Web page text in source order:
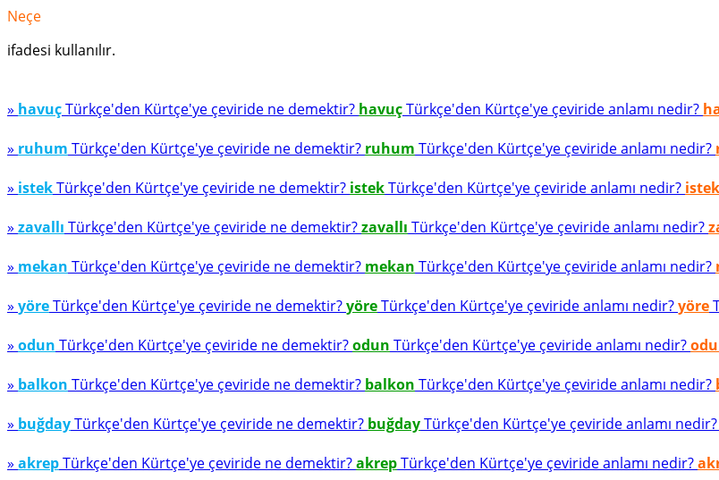
Neçe
ifadesi kullanılır.
» havuçTürkçe'den Kürtçe'ye çeviride ne demektir? havuçTürkçe'den Kürtçe'ye çeviride anlamı nedir?
» ruhum Türkçe'den Kürtçe'ye çeviride ne demektir? ruhum Türkçe'den Kürtçe'ye çeviride anlamı nedir?
» istekTürkçe'den Kürtçe'ye çeviride ne demektir? istekTürkçe'den Kürtçe'ye çeviride anlamı nedir? istek
» zavallı Türkçe'den Kürtçe'ye çeviride ne demektir?zavallı Türkçe'den Kürtçe'ye çeviride anlamı nedir?
» mekan Türkçe'den Kürtçe'ye çeviride ne demektir? mekan Türkçe'den Kürtçe'ye çeviride anlamı nedir?
» yöreTürkçe'den Kürtçe'ye çeviride ne demektir?yöreTürkçe'den Kürtçe'ye çeviride anlamı nedir?yöre
» odun Türkçe'den Kürtçe'ye çeviride ne demektir?odun Türkçe'den Kürtçe'ye çeviride anlamı nedir?
» balkon Türkçe'den Kürtçe'ye çeviride ne demektir? balkon Türkçe'den Kürtçe'ye çeviride anlamı nedir?
» buğdayTürkçe'den Kürtçe'ye çeviride ne demektir? buğdayTürkçe'den Kürtçe'ye çeviride anlamı nedir?
» akrepTürkçe'den Kürtçe'ye çeviride ne demektir?akrepTürkçe'den Kürtçe'ye çeviride anlamı nedir?